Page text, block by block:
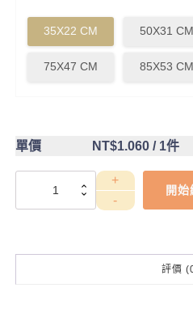
35X22 CM 50X31 CM
75X47 CM 85X53 CM
單價 NT$1.060/ 1件
DCT4CC0026
開
評價